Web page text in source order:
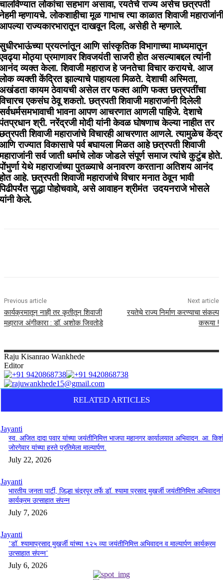
लोकांचा सहभाग असावा, रयतेचे राज्य असेच छत्रपती
म्हणायचे. लोकशाहीचा मूळ गाभाच त्या काळात शिवाजी महाराजांनी
राज्यकारभारातून दाखवून दिला, असेही ते म्हणाले.
प्रयत्नांतून आणि सांस्कृतिक विभागाच्या माध्यमातून
मोठ्या प्रमाणावर शिवजयंती साजरी होत असल्याबद्दल त्यांनी
व्यक्त केला. शिवाजी महाराज हे जनतेचा विचार करायचे. आज
व्यक्ती केंद्रित झाल्याचे पाहायला मिळते. देशाची अस्मिता,
कायम ठेवायची असेल तर फक्त आणि फक्त छत्रपतींचा
एकसंघ ठेवू शकतो. छत्रपती शिवाजी महाराजांनी दिलेली
भावना आपण आचरणात आणली पाहिजे. देशाचे
श्री. नरेंद्रजी मोदी यांनी केवळ घोषणाच केल्या नाहीत तर
शिवाजी महाराजांचे विचारही आचरणात आणले. त्यामुळेच केंद्र
राज्यात विकासाचे पर्व बघायला मिळत आहे छत्रपती शिवाजी
सर्व जाती धर्माचे लोक जोडले संपूर्ण समाज त्यांचे कुटुंब होते.
येथे महाराजांच्या पुतळ्याचे अनावरण करताना अतिशय आनंद
आहे. छत्रपती शिवाजी महाराजांचे विचार मनात ठेवून भावी
सुद्धा पोहोचवावे, असे आवाहन श्रीमंत उदयनराजे भोसले
केले.
Previous article
कार्यक्रमातून नाही तर कृतीतून शिवाजी
महाराज अंगीकारा : डॉ. अशोक जिवतोडे
Next article
रयतेचे राज्य निर्माण करण्याचा संकल्प
करूया !
Raju Kisanrao Wankhede
Editor
RELATED ARTICLES
Jayanti
स्व. अजित दादा पवार यांच्या जयंतीनिमित्त भाजपा महानगर कार्यालयात अभिवादन. आ.
जोरगेवार यांच्या हस्ते प्रतिमेला माल्यार्पण.
July 22, 2026
Jayanti
भारतीय जनता पार्टी, जिल्हा चंद्रपूर तर्फे डॉ. श्यामा प्रसाद मुखर्जी जयंतीनिमित्त अभिवादन
कार्यक्रम उत्साहात संपन्न
July 7, 2026
Jayanti
’डॉ. श्यामाप्रसाद मुखर्जी यांच्या १२५ व्या जयंतीनिमित्त अभिवादन व माल्यार्पण कार्यक्रम
उत्साहात संपन्न’
July 6, 2026